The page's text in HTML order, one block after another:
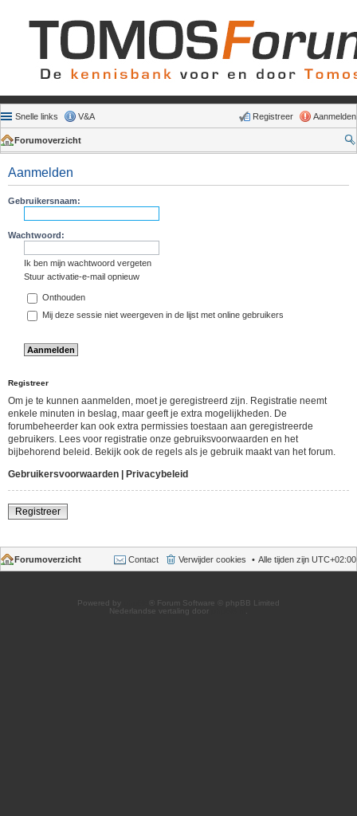
Snelle links V&A Aanmelden
Registreer
Forumoverzicht
Aanmelden
Gebruikersnaam:
Wachtwoord:
Ik ben mijn wachtwoord vergeten
Stuur activatie-e-mail opnieuw
Onthouden
Mij deze sessie niet weergeven in de lijst met online gebruikers
Registreer
Om je te kunnen aanmelden, moet je geregistreerd zijn. Registratie neemt
enkele minuten in beslag, maar geeft je extra mogelijkheden. De
forumbeheerder kan ook extra permissies toestaan aan geregistreerde
gebruikers. Lees voor registratie onze gebruiksvoorwaarden en het
bijbehorend beleid. Bekijk ook de regels als je gebruik maakt van het forum.
Gebruikersvoorwaarden
Privacybeleid
Registreer
Forumoverzicht Alle tijden zijn UTC+02:00
Verwijder cookies
Contact
Powered by
® Forum Software © phpBB Limited
Nederlandse vertaling door